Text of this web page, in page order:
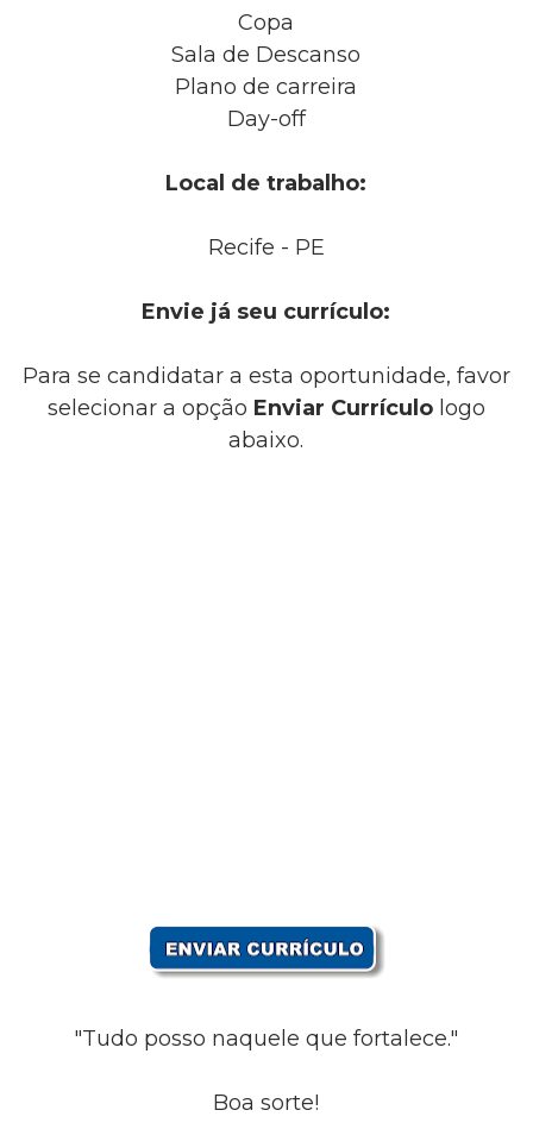
Copa
Sala de Descanso
Plano de carreira
Day-off
Local de trabalho:
Recife - PE
Envie já seu currículo:
Para se candidatar a esta oportunidade, favor
selecionar a opção Enviar Currículologo
abaixo.
"Tudo posso naquele que fortalece."
Boa sorte!